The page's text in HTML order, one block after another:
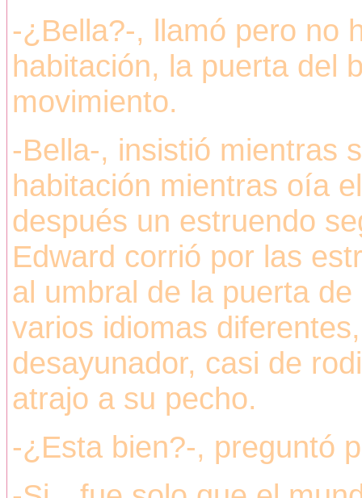
-¿Bella?-, llamó pero no
habitación, la puerta del
movimiento.
-Bella-, insistió mientras
habitación mientras oía
después un estruendo
Edward corrió por las
al umbral de la puerta
varios idiomas
desayunador, casi de
atrajo a su pecho.
-¿Esta bien?-, preguntó